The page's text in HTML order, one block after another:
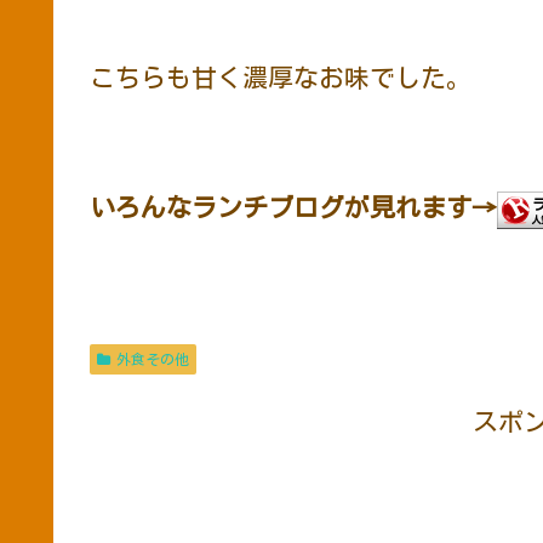
こちらも甘く濃厚なお味でした。
いろんなランチブログが見れます→
外食その他
スポ